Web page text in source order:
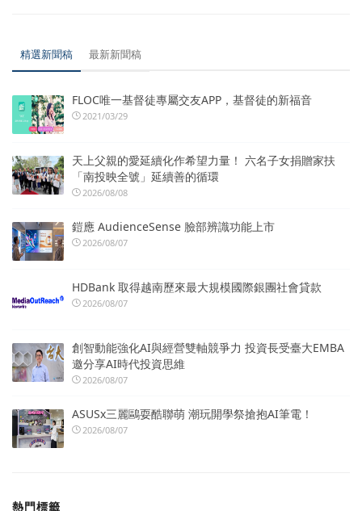
精選新聞稿 最新新聞稿
FLOC唯一基督徒專屬交友APP，基督徒的新福音
2021/03/29
天上父親的愛延續化作希望力量！ 六名子女捐贈家扶
「南投映全號」延續善的循環
2026/08/08
鎧應 AudienceSense 臉部辨識功能上市
2026/08/07
HDBank 取得越南歷來最大規模國際銀團社會貸款
2026/08/07
創智動能強化AI與經營雙軸競爭力 投資長受臺大EMBA
邀分享AI時代投資思維
2026/08/07
ASUSx三麗鷗耍酷聯萌 潮玩開學祭搶抱AI筆電！
2026/08/07
熱門標籤